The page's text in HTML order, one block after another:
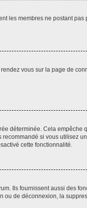
les membres ne postant
vous sur la page de
déterminée. Cela empêche
recommandé si vous utilisez
cette fonctionnalité.
Ils fournissent aussi des
ou de déconnexion, la